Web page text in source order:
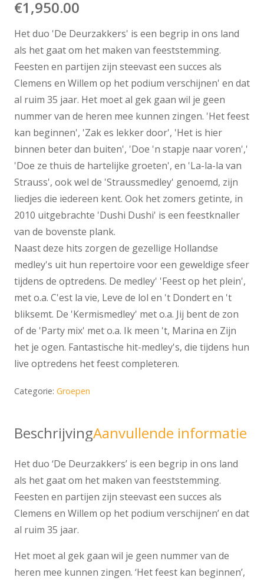
€1,950.00
Het duo 'De Deurzakkers' is een begrip in ons land
als het gaat om het maken van feeststemming.
Feesten en partijen zijn steevast een succes als
Clemens en Willem op het podium verschijnen' en dat
al ruim 35 jaar. Het moet al gek gaan wil je geen
nummer van de heren mee kunnen zingen. 'Het feest
kan beginnen', 'Zak es lekker door', 'Het is hier
binnen beter dan buiten', 'Doe 'n stapje naar voren','
'Doe ze thuis de hartelijke groeten', en 'La-la-la van
Strauss', ook wel de 'Straussmedley' genoemd, zijn
liedjes die iedereen kent. Ook het zomers getinte, in
2010 uitgebrachte 'Dushi Dushi' is een feestknaller
van de bovenste plank.
Naast deze hits zorgen de gezellige Hollandse
medley's uit hun repertoire voor een geweldige sfeer
tijdens de optredens. De medley' 'Feest op het plein',
met o.a. C'est la vie, Leve de lol en 't Dondert en 't
bliksemt. De 'Kermismedley' met o.a. Jij bent de zon
of de 'Party mix' met o.a. Ik meen 't, Marina en Zijn
het je ogen. Fantastische hit-medley's, die tijdens hun
live optredens het feest completeren.
Categorie: Groepen
BeschrijvingAanvullende informatie
Het duo ‘De Deurzakkers’ is een begrip in ons land
als het gaat om het maken van feeststemming.
Feesten en partijen zijn steevast een succes als
Clemens en Willem op het podium verschijnen’ en dat
al ruim 35 jaar.
Het moet al gek gaan wil je geen nummer van de
heren mee kunnen zingen. ‘Het feest kan beginnen’,